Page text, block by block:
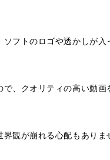
フトのロゴや透かしが
、クオリティの高い動
観が崩れる心配もありま